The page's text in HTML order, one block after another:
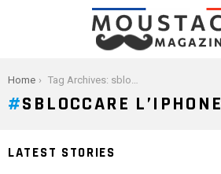
You are here:
Home Tag Archives: sbloccare l’iphone
SBLOCCARE L’IPHONE
LATEST STORIES